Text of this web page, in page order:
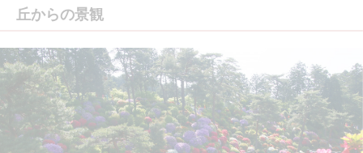
丘からの景観